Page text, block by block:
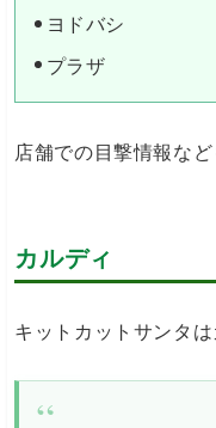
ヨドバシ
プラザ
店舗での目撃情報な
カルディ
キットカットサンタ